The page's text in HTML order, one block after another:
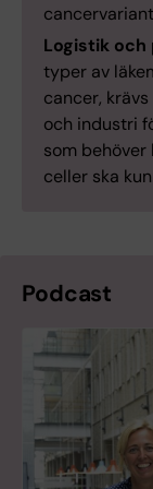
Logistik och
typer av
cancer,
och industri
som behöver
celler ska
Podcast